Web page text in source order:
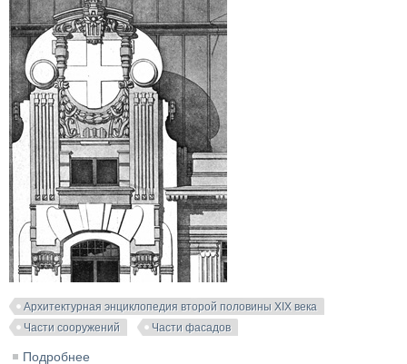
Архитектурная энциклопедия второй половины XIX века
Части сооружений
Части фасадов
Подробнее